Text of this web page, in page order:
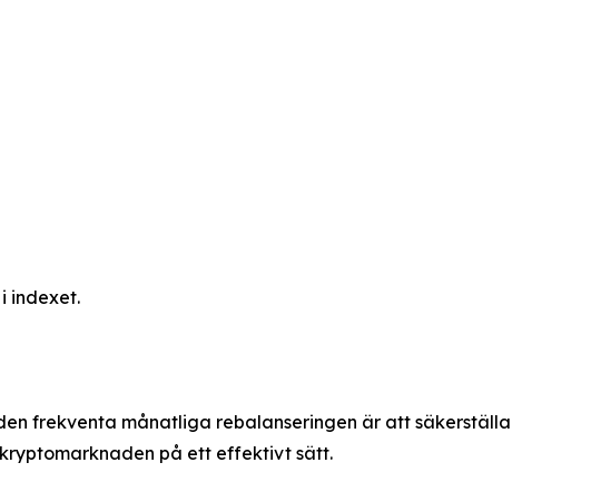
indexet.
frekventa månatliga rebalanseringen är att säkerställa
på ett effektivt sätt.